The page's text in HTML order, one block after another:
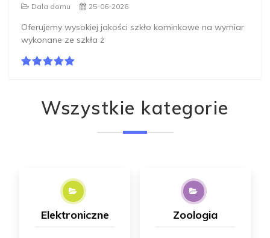
Dala domu 25-06-2026
Oferujemy wysokiej jakości szkło kominkowe na wymiar
wykonane ze szkła ż
Wszystkie kategorie
Elektroniczne Zoologia